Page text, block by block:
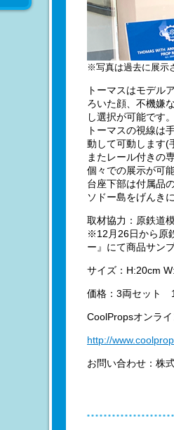
※写真は過去に展示
トーマスはモデル
ろいた顔、不機嫌
し選択が可能です
トーマスの視線は
動して可動します(
またレール付きの
個々での展示が可
台座下部は付属品
ソドー島をげんき
取材協力：原鉄道
※12月26日から原
ー』にて商品サン
サイズ：H:20cm
価格：3両セット
CoolPropsオンラ
http://
お問い合わせ：株